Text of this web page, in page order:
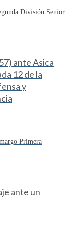
División Senior
ante Asica
12 de la
y
Primera
ante un